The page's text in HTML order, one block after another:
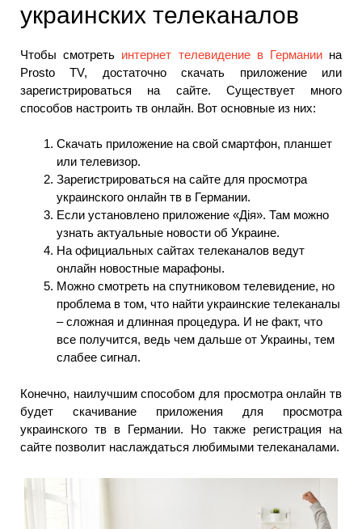
украинских телеканалов
Чтобы смотреть интернет телевидение в Германиина
Prosto TV, достаточно скачать приложение или
зарегистрироваться на сайте. Существует много
способов настроить тв онлайн. Вот основные из них:
Скачать приложение на свой смартфон, планшет
или телевизор.
Зарегистрироваться на сайте для просмотра
украинского онлайн тв в Германии.
Если установлено приложение «Дія». Там можно
узнать актуальные новости об Украине.
На официальных сайтах телеканалов ведут
онлайн новостные марафоны.
Можно смотреть на спутниковом телевидение, но
проблема в том, что найти украинские телеканалы
– сложная и длинная процедура. И не факт, что
все получится, ведь чем дальше от Украины, тем
слабее сигнал.
Конечно, наилучшим способом для просмотра онлайн тв
будет скачивание приложения для просмотра
украинского тв в Германии. Но также регистрация на
сайте позволит наслаждаться любимыми телеканалами.